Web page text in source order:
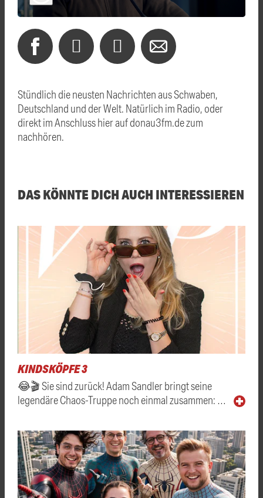
Stündlich die neusten Nachrichten aus Schwaben,
Deutschland und der Welt. Natürlich im Radio, oder
direkt im Anschluss hier auf donau3fm.de zum
nachhören.
DAS KÖNNTE DICH AUCH INTERESSIEREN
KINDSKÖPFE 3
😂🎬 Sie sind zurück! Adam Sandler bringt seine
legendäre Chaos-Truppe noch einmal zusammen: …